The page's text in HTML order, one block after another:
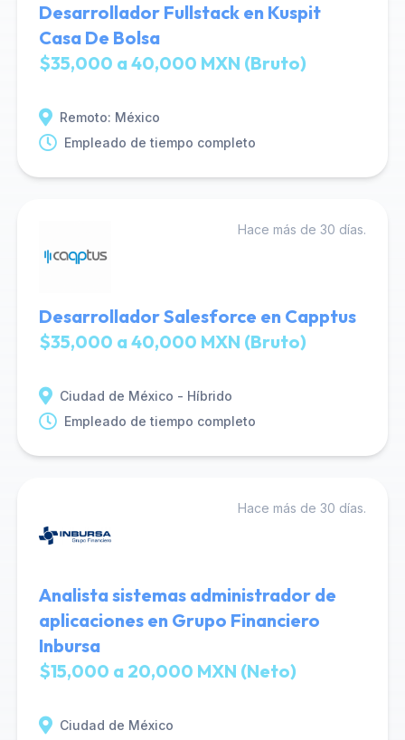
Desarrollador Fullstack en Kuspit
Casa De Bolsa
$35,000 a 40,000 MXN (Bruto)
Remoto: México
Empleado de tiempo completo
Hace más de 30 días.
Desarrollador Salesforce en Capptus
$35,000 a 40,000 MXN (Bruto)
Ciudad de México - Híbrido
Empleado de tiempo completo
Hace más de 30 días.
Analista sistemas administrador de
aplicaciones en Grupo Financiero
Inbursa
$15,000 a 20,000 MXN (Neto)
Ciudad de México